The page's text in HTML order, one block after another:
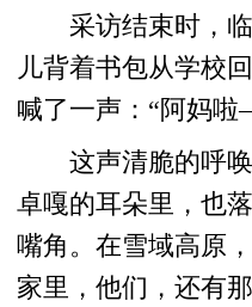
采访结束时，临
儿背着书包从学校
喊了一声：“阿妈
这声清脆的呼唤
卓嘎的耳朵里，也
嘴角。在雪域高原
家里，他们，还有